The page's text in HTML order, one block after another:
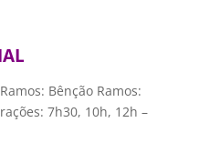
Bênção Ramos:
7h30, 10h, 12h –